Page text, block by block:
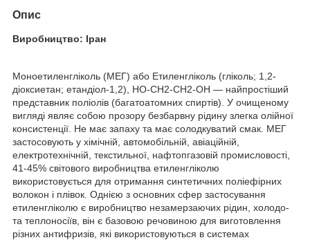
Опис
Виробництво: Іран
Моноетиленгліколь (МЕГ) або Етиленгліколь (гліколь; 1,2-
діоксиетан; етандіол-1,2), HO-CH2-CH2-OH — найпростіший
представник поліолів (багатоатомних спиртів). У очищеному
вигляді являє собою прозору безбарвну рідину злегка олійної
консистенції. Не має запаху та має солодкуватий смак. МЕГ
застосовують у хімічній, автомобільній, авіаційній,
електротехнічній, текстильної, нафтопгазовій промисловості,
41-45% світового виробництва етиленгліколю
використовується для отримання синтетичних поліефірних
волокон і плівок. Однією з основних сфер застосування
етиленгліколю є виробництво незамерзаючих рідин, холодо-
та теплоносіїв, він є базовою речовиною для виготовлення
різних антифризів, які використовуються в системах